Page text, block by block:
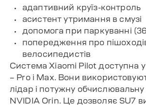
адаптивний круїз-контроль
асистент утримання в смузі
допомога при паркуванні
попередження про
велосипедистів
Система Xiaomi Pilot доступна у
– Pro і Max. Вони
лідар і потужну
NVIDIA Orin. Це дозволяє SU7